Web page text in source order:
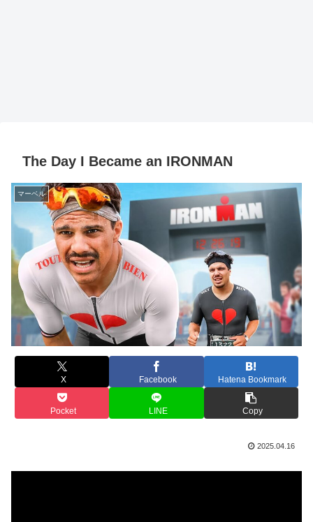
The Day I Became an IRONMAN
マーベル
X Facebook Hatena Bookmark
Pocket LINE Copy
2025.04.16